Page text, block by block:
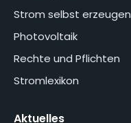
Strom selbst erzeugen
Photovoltaik
Rechte und Pflichten
Stromlexikon
Aktuelles